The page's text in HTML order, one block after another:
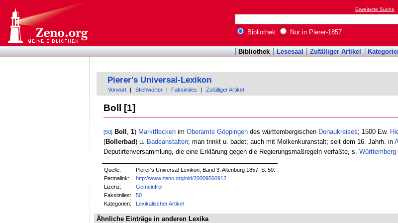
Erweiterte Suche
Bibliothek Nur in Pierer-1857
Bibliothek Lesesaal Zufälliger Artikel
Pierer's Universal-Lexikon
Vorwort Stichwörter Faksimiles Zufälliger Artikel
Boll [1]
[50] Boll 1) Marktfleckenim Oberamte Göppingendes württembergischen Donaukreises; 1500 Ew.
(Bollerbad) u. Badeanstalten; man trinkt u. badet; auch mit Molkenkuranstalt; seit dem 16. Jahrh. in
Deputirtenversammlung, die eine Erklärung gegen die Regierungsmaßregeln verfaßte, s. Württemberg
Quelle:
Pierer's Universal-Lexikon, Band 3. Altenburg 1857, S. 50.
Permalink:
http://www.zeno.org/nid/20009560912
Lizenz:
Gemeinfrei
Faksimiles:
50
Kategorien:
Lexikalischer Artikel
Ähnliche Einträge in anderen Lexika